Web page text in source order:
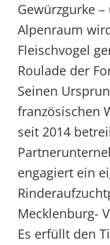
Gewürzgurke
Alpenraum
Fleischvogel
Roulade der
Seinen
französischen
seit 2014
engagiert ein
Mecklenburg-
Es erfüllt den